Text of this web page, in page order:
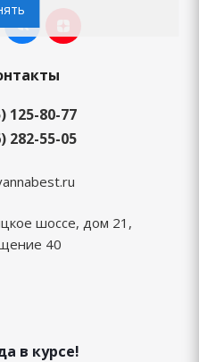
125-80-77
282-55-05
шоссе, дом 21,
40
в курсе!